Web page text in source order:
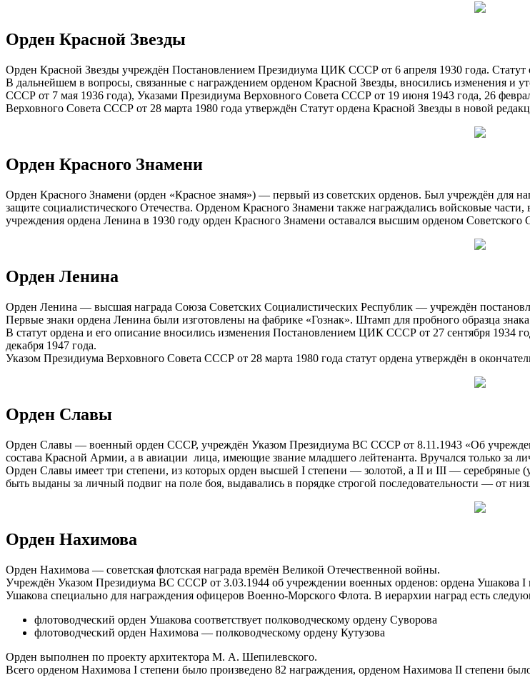
Орден Красной Звезды
Орден Красной Звезды учреждён Постановлением Президиума ЦИК СССР от 6 апреля 1930 года.
В дальнейшем в вопросы, связанные с награждением орденом Красной Звезды, вносились
СССР от 7 мая 1936 года), Указами Президиума Верховного Совета СССР от 19 июня 1943 года, 26
Верховного Совета СССР от 28 марта 1980 года утверждён Статут ордена Красной Звезды в новой
Орден Красного Знамени
Орден Красного Знамени (орден «Красное знамя») — первый из советских орденов. Был учреждён для
защите социалистического Отечества. Орденом Красного Знамени также награждались войсковые
учреждения ордена Ленина в 1930 году орден Красного Знамени оставался высшим орденом Советского
Орден Ленина
Орден Ленина — высшая награда Союза Советских Социалистических Республик — учреждён
Первые знаки ордена Ленина были изготовлены на фабрике «Гознак». Штамп для пробного образца
В статут ордена и его описание вносились изменения Постановлением ЦИК СССР от 27 сентября 1934
декабря 1947 года.
Указом Президиума Верховного Совета СССР от 28 марта 1980 года статут ордена утверждён в
Орден Славы
Орден Славы — военный орден СССР, учреждён Указом Президиума ВС СССР от 8.11.1943 «Об
состава Красной Армии, а в авиации лица, имеющие звание младшего лейтенанта. Вручался только за
Орден Славы имеет три степени, из которых орден высшей I степени — золотой, а II и III — серебряные
быть выданы за личный подвиг на поле боя, выдавались в порядке строгой последовательности — от
Орден Нахимова
Орден Нахимова — советская флотская награда времён Великой Отечественной войны.
Учреждён Указом Президиума ВС СССР от 3.03.1944 об учреждении военных орденов: ордена Ушакова
Ушакова специально для награждения офицеров Военно-Морского Флота. В иерархии наград есть
флотоводческий орден Ушакова соответствует полководческому ордену Суворова
флотоводческий орден Нахимова — полководческому ордену Кутузова
Орден выполнен по проекту архитектора М. А. Шепилевского.
Всего орденом Нахимова I степени было произведено 82 награждения, орденом Нахимова II степени